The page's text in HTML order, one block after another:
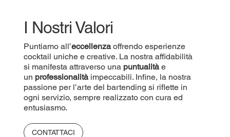
I Nostri Valori
Puntiamo all’eccellenzaoffrendo esperienze
cocktail uniche e creative. La nostra affidabilità
si manifesta attraverso una puntualitàe
un professionalitàimpeccabili. Infine, la nostra
passione per l’arte del bartending si riflette in
ogni servizio, sempre realizzato con cura ed
entusiasmo.
CONTATTACI